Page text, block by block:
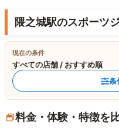
隈之城駅のスポーツ
現在の条件
すべての店舗 / おすすめ順
条
料金・体験・特徴を